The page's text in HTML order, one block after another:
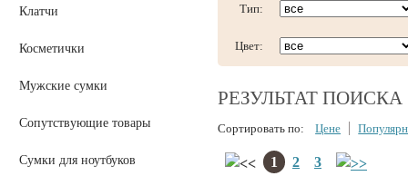
Клатчи
Косметички
Мужские сумки
Сопутствующие товары
Сумки для ноутбуков
Тип:
Цвет:
РЕЗУЛЬТАТ ПОИСКА
Сортировать по: Цене
1 2 3